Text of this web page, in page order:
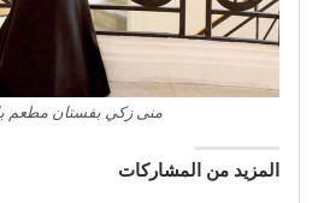
منى زكي بفستان مطعم
المزيد من المشاركات